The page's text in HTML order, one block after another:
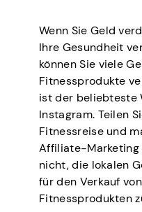
Wenn Sie Geld
Ihre Gesundheit
können Sie viele
Fitnessprodukte
ist der beliebteste
Instagram. Teilen
Fitnessreise und
Affiliate-Marketing
nicht, die lokalen
für den Verkauf
Fitnessprodukten